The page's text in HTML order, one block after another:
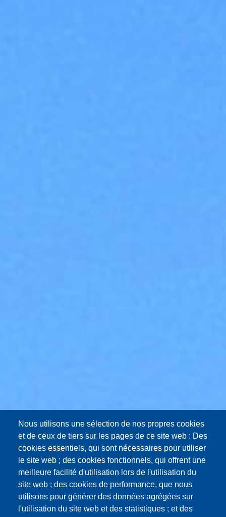
Nous utilisons une sélection de nos propres cookies
et de ceux de tiers sur les pages de ce site web : Des
cookies essentiels, qui sont nécessaires pour utiliser
le site web ; des cookies fonctionnels, qui offrent une
meilleure facilité d'utilisation lors de l'utilisation du
site web ; des cookies de performance, que nous
utilisons pour générer des données agrégées sur
l'utilisation du site web et des statistiques ; et des